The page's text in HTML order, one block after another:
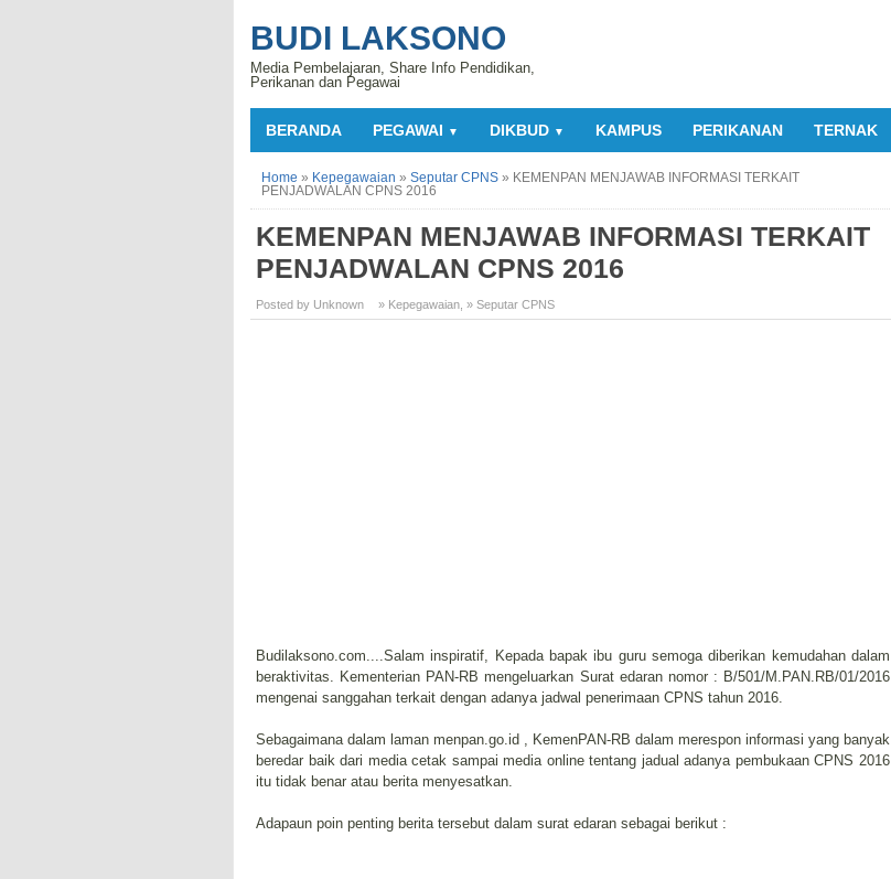
BUDI LAKSONO
Media Pembelajaran, Share Info Pendidikan,
Perikanan dan Pegawai
BERANDA PEGAWAI ▼ DIKBUD ▼ KAMPUS PERIKANAN TERNAK
Home » Kepegawaian » Seputar CPNS » KEMENPAN MENJAWAB INFORMASI TERKAIT
PENJADWALAN CPNS 2016
KEMENPAN MENJAWAB INFORMASI TERKAIT
PENJADWALAN CPNS 2016
Posted by Unknown » Kepegawaian » Seputar CPNS
Budilaksono.com....Salam inspiratif, Kepada bapak ibu guru semoga diberikan kemudahan dalam
beraktivitas. Kementerian PAN-RB mengeluarkan Surat edaran nomor : B/501/M.PAN.RB/01/2016
mengenai sanggahan terkait dengan adanya jadwal penerimaan CPNS tahun 2016.
Sebagaimana dalam laman menpan.go.id , KemenPAN-RB dalam merespon informasi yang banyak
beredar baik dari media cetak sampai media online tentang jadual adanya pembukaan CPNS 2016
itu tidak benar atau berita menyesatkan.
Adapaun poin penting berita tersebut dalam surat edaran sebagai berikut :